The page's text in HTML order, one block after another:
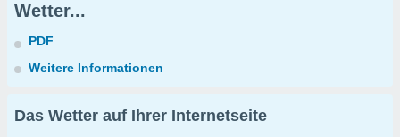
Wetter...
PDF
Weitere Informationen
Das Wetter auf Ihrer Internetseite